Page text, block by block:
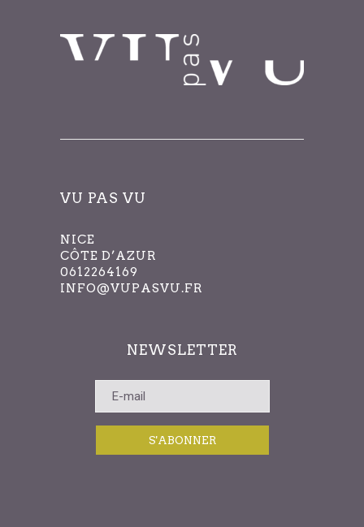
VU PAS VU
NICE
CÔTE D’AZUR
0612264169
INFO@VUPASVU.FR
NEWSLETTER
S'ABONNER